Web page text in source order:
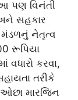
પણ વિનંતી
સહકાર
મંડળનું નેતૃત્વ
રૂપિયા
વધારો કરવા,
તરીકે
મારજિન